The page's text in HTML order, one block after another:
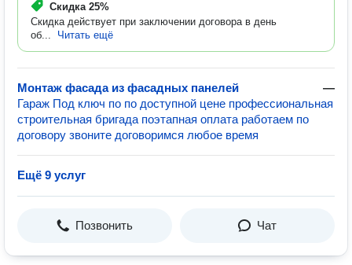
Скидка 25%
Скидка действует при заключении договора в день
об...
Читать ещё
Монтаж фасада из фасадных панелей
—
Гараж Под ключ по по доступной цене профессиональная
строительная бригада поэтапная оплата работаем по
договору звоните договоримся любое время
Ещё 9 услуг
Позвонить Чат